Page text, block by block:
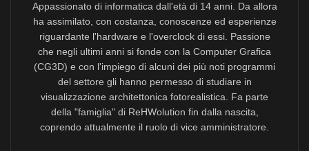
Appassionato di informatica dall'età di 14 anni. Da allora
ha assimilato, con costanza, conoscenze ed esperienze
riguardante l'hardware e l'overclock di essi. Passione
che negli ultimi anni si fonde con la Computer Grafica
(CG3D) e con l'impiego di alcuni dei più noti programmi
del settore gli hanno permesso di studiare in
visualizzazione architettonica fotorealistica. Fa parte
della "famiglia" di ReHWolution fin dalla nascita,
coprendo attualmente il ruolo di vice amministratore.